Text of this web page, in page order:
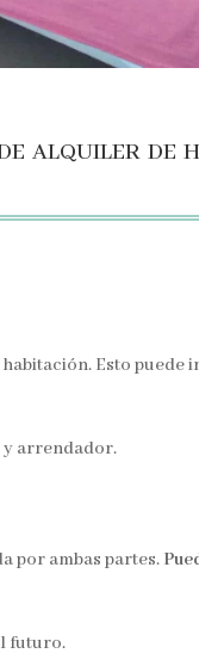
alquiler de
Esto puede
y arrendador.
por ambas partes.
futuro.